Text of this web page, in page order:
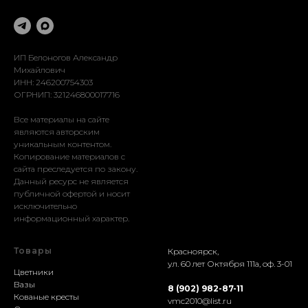
ИП Белоногов Александр
Михайлович
ИНН: 246200754303
ОГРНИП: 321246800017716
Все материалы на сайте
являются авторским
уникальным контентом.
Копирование материалов с
сайта преследуется по закону.
Данный ресурс не является
публичной офертой и носит
исключительно
информационный характер.
Товары
Цветники
Вазы
Кованые кресты
Красноярск,
ул. 60 лет Октября 111а, оф. 3-01
8 (902) 982-87-11
vmc2010@list.ru